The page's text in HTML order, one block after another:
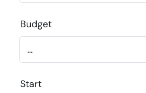
Budget
Start